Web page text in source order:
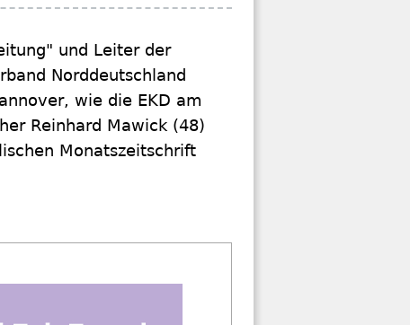
und Leiter der
Norddeutschland
wie die EKD am
Reinhard Mawick (48)
Monatszeitschrift